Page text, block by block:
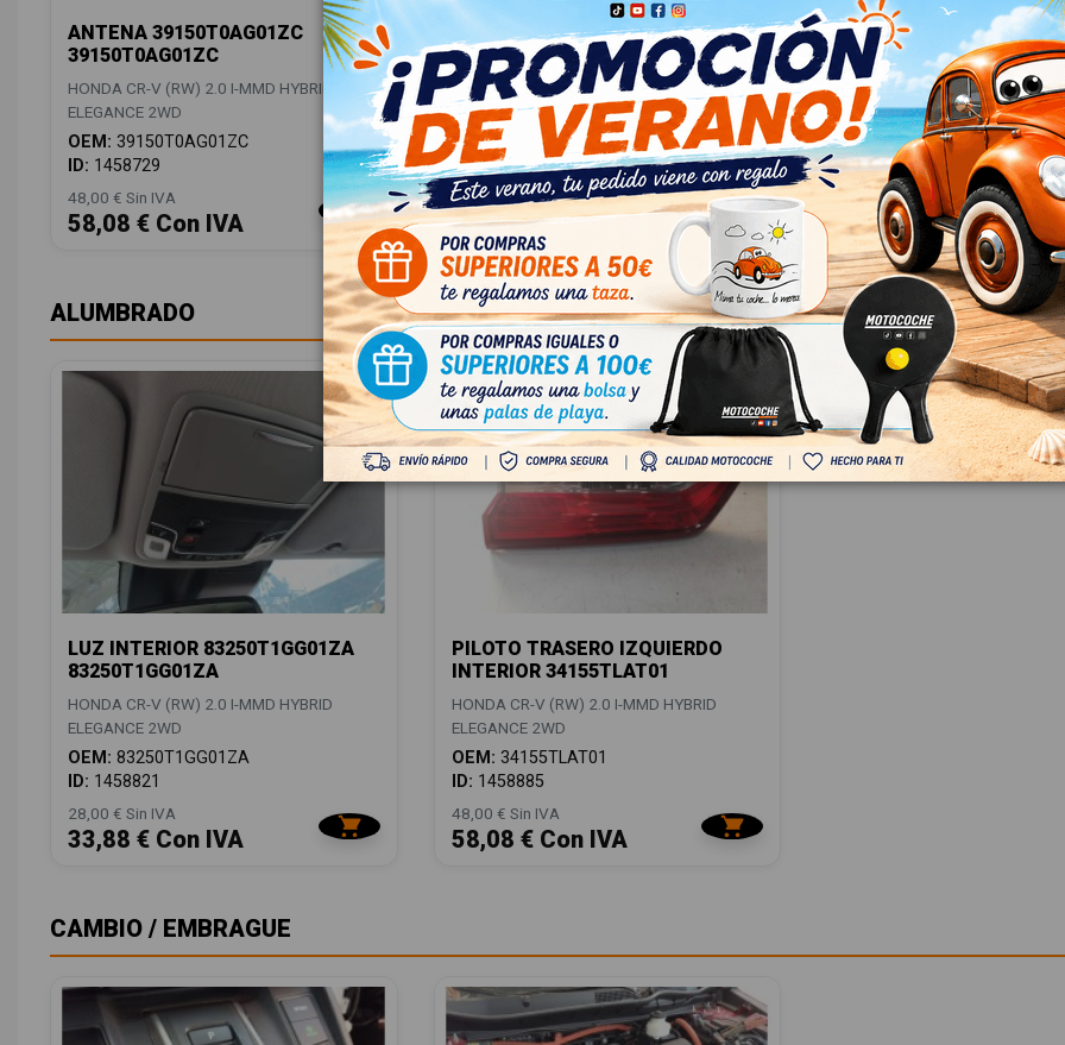
ANTENA 39150T0AG01ZC
39150T0AG01ZC
HONDA CR-V (RW) 2.0 I-MMD HYBRID
ELEGANCE 2WD
OEM: 39150T0AG01ZC
ID: 1458729
48,00 € Sin IVA
58,08 € Con IVA
TAPACUBOS 44732S9AA000
HONDA CR-V (RW) 2.0 I-MMD HYBRID
ELEGANCE 2WD
OEM:44732S9AA000
ID: 1458706
18,00 € Sin IVA
21,78 € Con IVA
ALUMBRADO
LUZ INTERIOR 83250T1GG01ZA
83250T1GG01ZA
HONDA CR-V (RW) 2.0 I-MMD HYBRID
ELEGANCE 2WD
OEM: 83250T1GG01ZA
ID: 1458821
28,00 € Sin IVA
33,88 € Con IVA
PILOTO TRASERO IZQUIERDO
INTERIOR 34155TLAT01
HONDA CR-V (RW) 2.0 I-MMD HYBRID
ELEGANCE 2WD
OEM: 34155TLAT01
ID: 1458885
48,00 € Sin IVA
58,08 € Con IVA
CAMBIO / EMBRAGUE